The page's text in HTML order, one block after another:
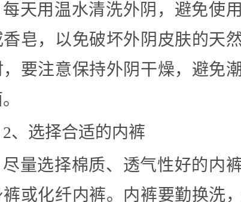
每天用温水清洗外阴，避免使
皂，以免破坏外阴皮肤的天
，要注意保持外阴干燥，避免
2、选择合适的内裤
尽量选择棉质、透气性好的内
裤或化纤内裤。内裤要勤换洗